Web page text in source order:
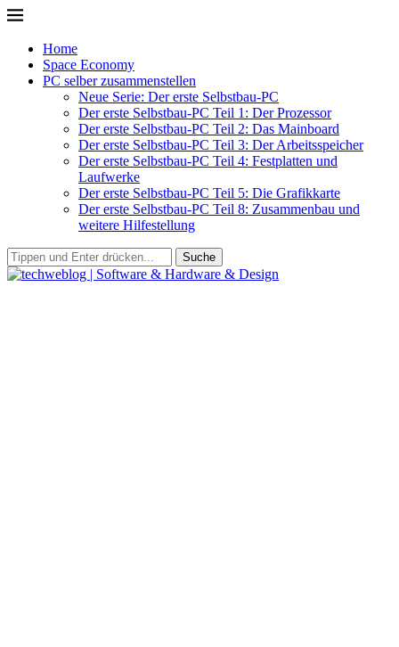
Home
Space Economy
PC selber zusammenstellen
Neue Serie: Der erste Selbstbau-PC
Der erste Selbstbau-PC Teil 1: Der Prozessor
Der erste Selbstbau-PC Teil 2: Das Mainboard
Der erste Selbstbau-PC Teil 3: Der Arbeitsspeicher
Der erste Selbstbau-PC Teil 4: Festplatten und
Laufwerke
Der erste Selbstbau-PC Teil 5: Die Grafikkarte
Der erste Selbstbau-PC Teil 8: Zusammenbau und
weitere Hilfestellung
Suche